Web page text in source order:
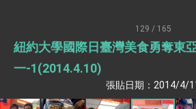
訪問團
外交部長林佳龍接見美國智
會」訪問團一行，深化跨大
臺美經貿談判獲階段性成果
成「臺美對等貿易協定」簽
129 / 165
紐約大學國際日臺灣美食勇奪東
一-1(2014.4.10)
張貼日期：2014/4/